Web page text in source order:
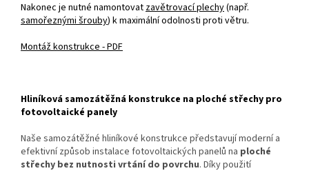
Nakonec je nutné namontovatzavětrovací plechy(např.
samořeznými šrouby) k maximální odolnosti proti větru.
Montáž konstrukce - PDF
Hliníková samozátěžná konstrukce na ploché střechy pro
fotovoltaické panely
Naše samozátěžné hliníkové konstrukce představují moderní a
efektivní způsob instalace fotovoltaických panelů na ploché
střechy bez nutnosti vrtání do povrchu. Díky použití